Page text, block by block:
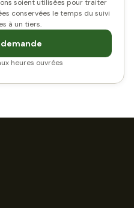
soient utilisées pour traiter
conservées le temps du suivi
à un tiers.
demande
heures ouvrées